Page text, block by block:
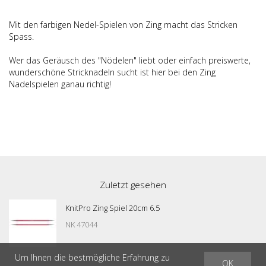
Mit den farbigen Nedel-Spielen von Zing macht das Stricken
Spass.
Wer das Geräusch des "Nödelen" liebt oder einfach preiswerte,
wunderschöne Stricknadeln sucht ist hier bei den Zing
Nadelspielen ganau richtig!
Zuletzt gesehen
KnitPro Zing Spiel 20cm 6.5
NK 47044
OK
Um Ihnen die bestmögliche Erfahrung zu